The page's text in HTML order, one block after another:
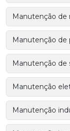
Manutenção de
Manutenção de
Manutenção de
Manutenção
Manutenção